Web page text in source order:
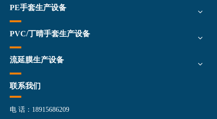
PE手套生产设备
PVC/丁晴手套生产设备
流延膜生产设备
联系我们
电 话：18915686209